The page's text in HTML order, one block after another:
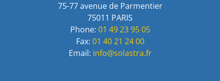
75-77 avenue de Parmentier
75011 PARIS
Phone: 01 49 23 95 05
Fax: 01 40 21 24 00
Email: info@solastra.fr